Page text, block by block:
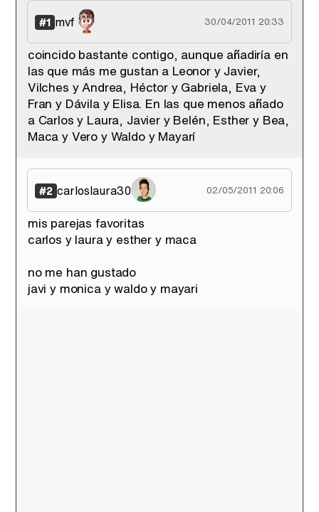
Tráiler en catalán de 'Ravalear', la nueva serie de HBO Max sobre los fondos buitre
#1 mvf 30/04/2011 20:33
coincido bastante contigo, aunque añadiría en
las que más me gustan a Leonor y Javier,
Vilches y Andrea, Héctor y Gabriela, Eva y
Fran y Dávila y Elisa. En las que menos añado
a Carlos y Laura, Javier y Belén, Esther y Bea,
Maca y Vero y Waldo y Mayarí
#2 carloslaura30 02/05/2011 20:06
mis parejas favoritas
carlos y laura y esther y maca
no me han gustado
javi y monica y waldo y mayari